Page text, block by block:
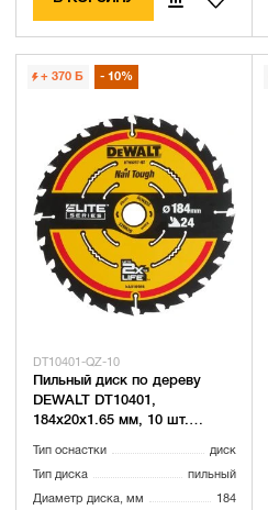
+ 370 Б 10%
DT10401-QZ-10
Пильный диск по дереву
DEWALT DT10401,
184х20х1.65 мм, 10 шт.
Тип оснастки диск
Тип диска пильный
Диаметр диска, мм 184